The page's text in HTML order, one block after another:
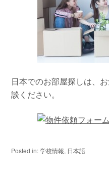
日本でのお部屋探しは、
談ください。
Posted in:学校情報, 日本語